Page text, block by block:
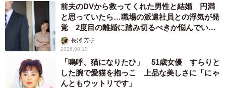
前夫のDVから救ってくれた男性と結婚 円満
と思っていたら…職場の派遣社員との浮気が発
覚 2度目の離婚に踏み切るべきか悩んでいま
す【夫婦関係修復カウンセラーが解説】
長澤 芳子
2026.08.10
「嗚呼、猫になりたひ」 51歳女優 すらりと
した腕で愛猫を抱っこ 上品な美しさに「にゃ
んともウットリです」